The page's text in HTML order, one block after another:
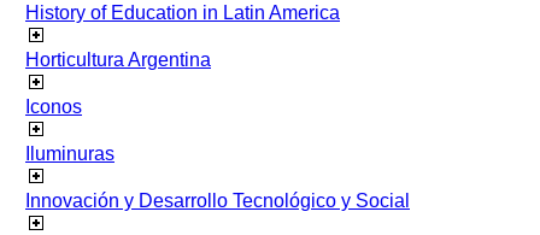
History of Education in Latin America
Horticultura Argentina
Iconos
Iluminuras
Innovación y Desarrollo Tecnológico y Social